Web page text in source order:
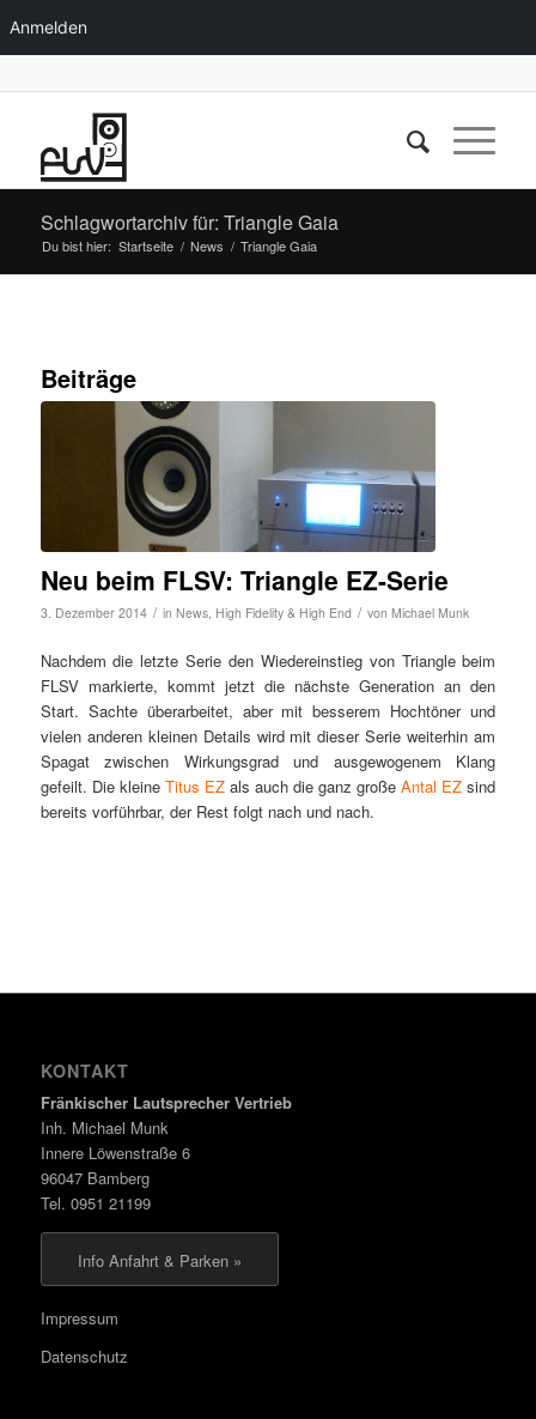
Anmelden
Schlagwortarchiv für: Triangle Gaia
Du bist hier: Startseite / News / Triangle Gaia
Beiträge
Neu beim FLSV: Triangle EZ-Serie
3. Dezember 2014 / in News, High Fidelity & High End / von Michael Munk
Nachdem die letzte Serie den Wiedereinstieg von Triangle beim
FLSV markierte, kommt jetzt die nächste Generation an den
Start. Sachte überarbeitet, aber mit besserem Hochtöner und
vielen anderen kleinen Details wird mit dieser Serie weiterhin am
Spagat zwischen Wirkungsgrad und ausgewogenem Klang
gefeilt. Die kleine Titus EZals auch die ganz großeAntal EZ sind
bereits vorführbar, der Rest folgt nach und nach.
KONTAKT
Fränkischer Lautsprecher Vertrieb
Inh. Michael Munk
Innere Löwenstraße 6
96047 Bamberg
Tel. 0951 21199
Info Anfahrt & Parken »
Impressum
Datenschutz